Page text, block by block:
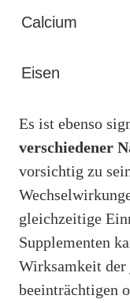
Calcium
Eisen
Es ist ebenso
verschiedener
vorsichtig zu
gleichzeitige
Supplementen
Wirksamkeit
beeinträchtigen